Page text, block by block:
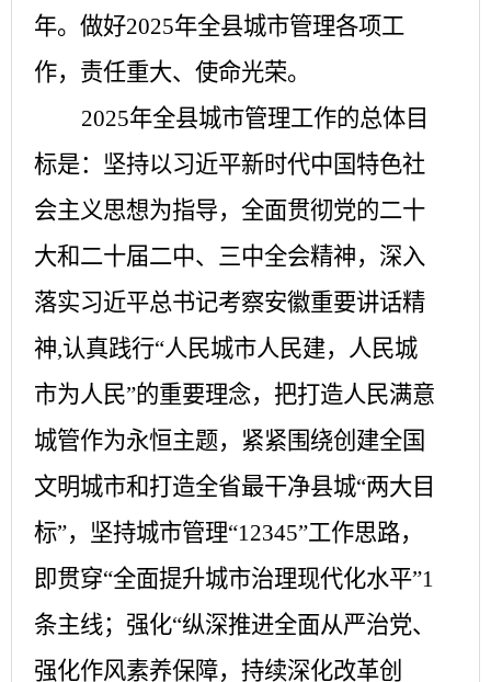
年。做好2025年全县城市管理各项工
作，责任重大、使命光荣。
2025年全县城市管理工作的总体目
标是：坚持以习近平新时代中国特色社
会主义思想为指导，全面贯彻党的二十
大和二十届二中、三中全会精神，深入
落实习近平总书记考察安徽重要讲话精
神,认真践行“人民城市人民建，人民城
市为人民”的重要理念，把打造人民满意
城管作为永恒主题，紧紧围绕创建全国
文明城市和打造全省最干净县城“两大目
标”，坚持城市管理“12345”工作思路，
即贯穿“全面提升城市治理现代化水平”1
条主线；强化“纵深推进全面从严治党、
强化作风素养保障，持续深化改革创